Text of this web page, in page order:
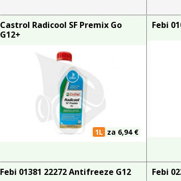
Castrol Radicool SF Premix Go
G12+
1L za 6,94 €
Febi
Febi 01381 22272 Antifreeze G12 Febi